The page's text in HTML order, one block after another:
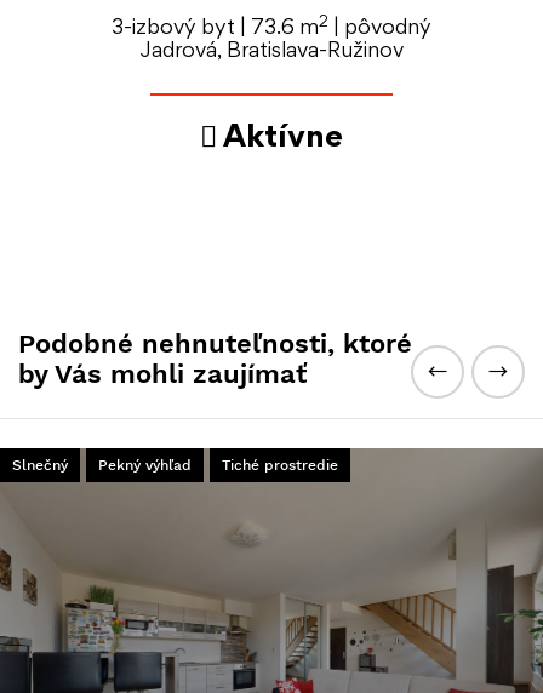
3-izbový byt | 73.6 m2
| pôvodný
Jadrová, Bratislava-Ružinov
Aktívne
Podobné nehnuteľnosti, ktoré
by Vás mohli zaujímať
Slnečný Pekný výhľad Tiché prostredie